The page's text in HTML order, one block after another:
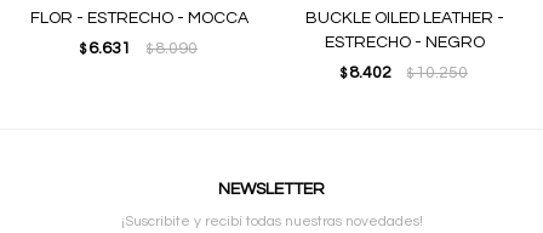
FLOR - ESTRECHO - MOCCA
$ 6.631 $8.090
BUCKLE OILED LEATHER -
ESTRECHO - NEGRO
$ 8.402 $10.250
NEWSLETTER
¡Suscribite y recibí todas nuestras novedades!